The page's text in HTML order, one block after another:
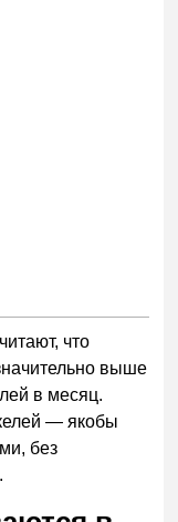
что
выше
в месяц.
— якобы
без